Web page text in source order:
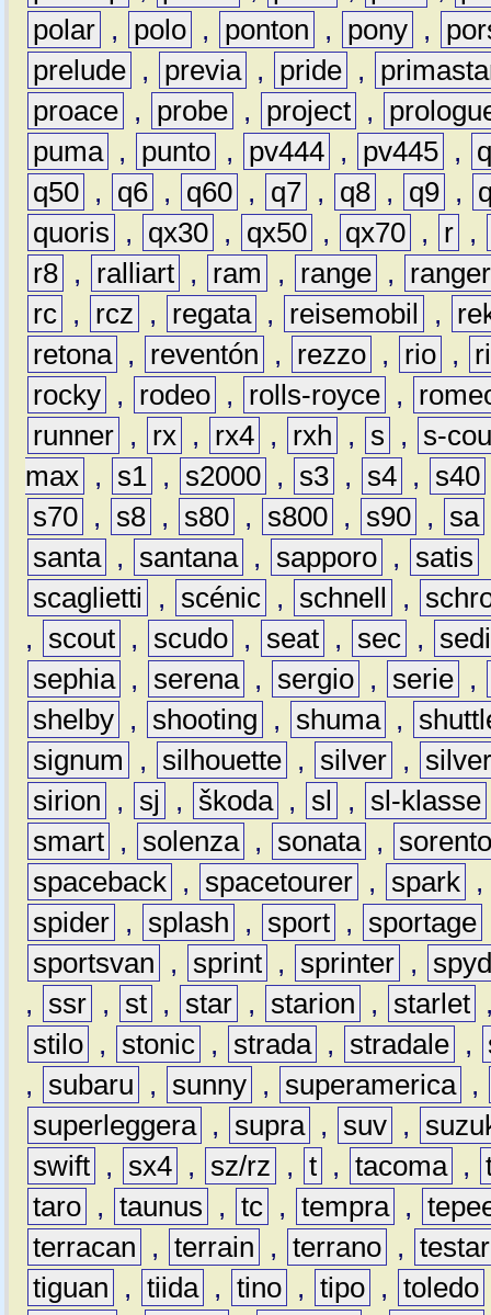
polar , polo , ponton , pony ,
prelude , previa , pride ,
proace , probe , project ,
puma , punto , pv444 , pv445 ,
q50 , q6 , q60 , q7 , q8 , q9 ,
quoris
, qx30 , qx50 , qx70 , r ,
r8 , ralliart , ram , range ,
ranger
rc , rcz , regata , reisemobil ,
retona , reventón , rezzo , rio ,
rocky , rodeo , rolls-royce ,
runner , rx , rx4 , rxh , s ,
s-
max , s1 , s2000 , s3 , s4 , s40
s70 , s8 , s80 , s800 , s90 , sa
santa , santana , sapporo , satis
scaglietti
, scénic , schnell ,
,
scout , scudo , seat , sec ,
sephia , serena , sergio , serie ,
shelby , shooting , shuma ,
signum
, silhouette , silver ,
sirion
, sj , škoda , sl , sl-klasse
smart , solenza , sonata ,
spaceback , spacetourer , spark ,
spider , splash , sport , sportage
sportsvan
, sprint , sprinter ,
,
ssr , st , star , starion , starlet
stilo , stonic , strada , stradale ,
,
subaru , sunny , superamerica ,
superleggera , supra , suv ,
swift , sx4 , sz/rz , t , tacoma ,
taro , taunus , tc , tempra ,
terracan
, terrain , terrano ,
tiguan
, tiida , tino , tipo , toledo